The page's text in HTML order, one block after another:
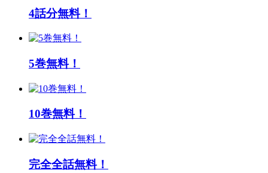
4話分無料！
5巻無料！
10巻無料！
完全全話無料！